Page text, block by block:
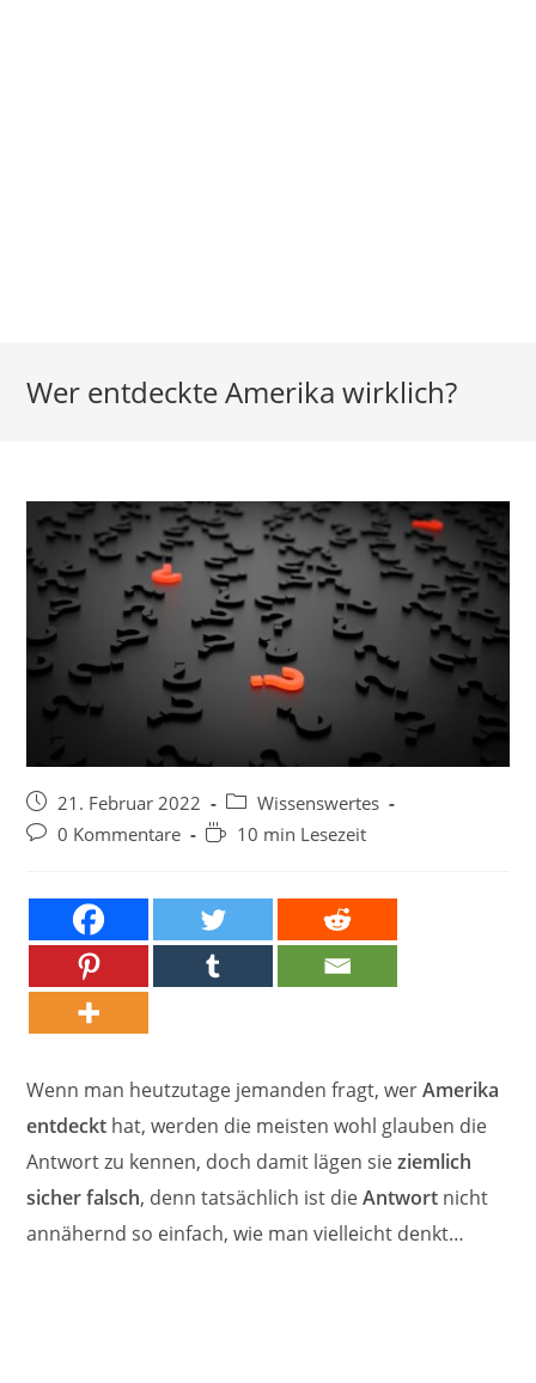
Wer entdeckte Amerika wirklich?
Beitrag
veröffentlicht:
21. Februar 2022
Beitrags-
Kategorie:
Wissenswertes
Beitrags-
0 Kommentare Lesedauer:
10 min Lesezeit
Wenn man heutzutage jemanden fragt, werAmerika
entdeckt hat, werden die meisten wohl glauben die
Antwort zu kennen, doch damit lägen sieziemlich
sicher falsch, denn tatsächlich ist dieAntwort nicht
annähernd so einfach, wie man vielleicht denkt…